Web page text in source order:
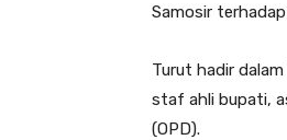
Samosir
Turut hadir
staf ahli bupati,
(OPD).